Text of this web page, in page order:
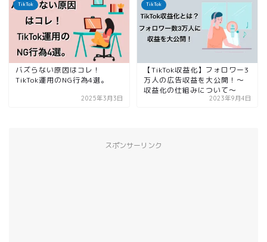
TikTok
バズらない原因はコレ！
TikTok運用のNG行為4選。
2025年3月3日
TikTok
【TikTok収益化】フォロワー3
万人の広告収益を大公開！〜
収益化の仕組みについて〜
2023年9月4日
スポンサーリンク